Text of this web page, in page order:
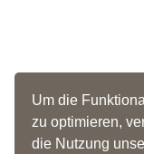
Um die
zu optimieren,
die Nutzung